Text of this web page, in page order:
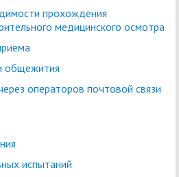
прохождения
медицинского осмотра
общежития
операторов почтовой связи
испытаний